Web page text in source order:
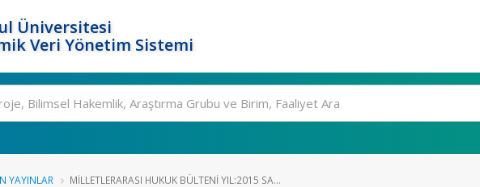
Üniversitesi
Veri Yönetim Sistemi
YAYINLAR MILLETLERARASI HUKUK BÜLTENI YIL:2015 SA...